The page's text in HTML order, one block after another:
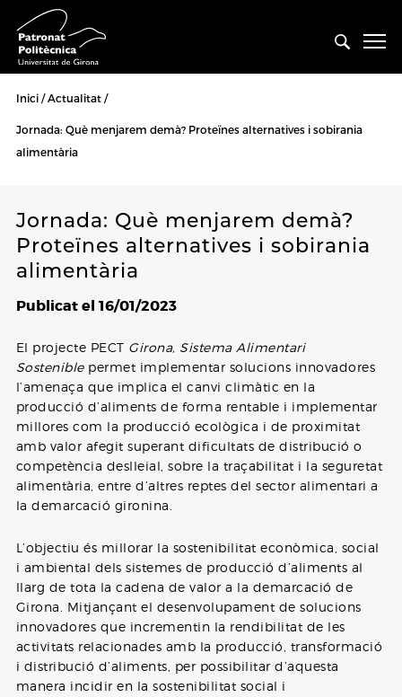
Inici Actualitat
Jornada: Què menjarem demà? Proteïnes alternatives i sobirania
alimentària
Jornada: Què menjarem demà?
Proteïnes alternatives i sobirania
alimentària
Publicat el 16/01/2023
El projecte PECT Girona, Sistema Alimentari
Sosteniblepermet implementar solucions innovadores
l’amenaça que implica el canvi climàtic en la
producció d’aliments de forma rentable i implementar
millores com la producció ecològica i de proximitat
amb valor afegit superant dificultats de distribució o
competència deslleial, sobre la traçabilitat i la seguretat
alimentària, entre d’altres reptes del sector alimentari a
la demarcació gironina.
L’objectiu és millorar la sostenibilitat econòmica, social
i ambiental dels sistemes de producció d’aliments al
llarg de tota la cadena de valor a la demarcació de
Girona. Mitjançant el desenvolupament de solucions
innovadores que incrementin la rendibilitat de les
activitats relacionades amb la producció, transformació
i distribució d’aliments, per possibilitar d’aquesta
manera incidir en la sostenibilitat social i